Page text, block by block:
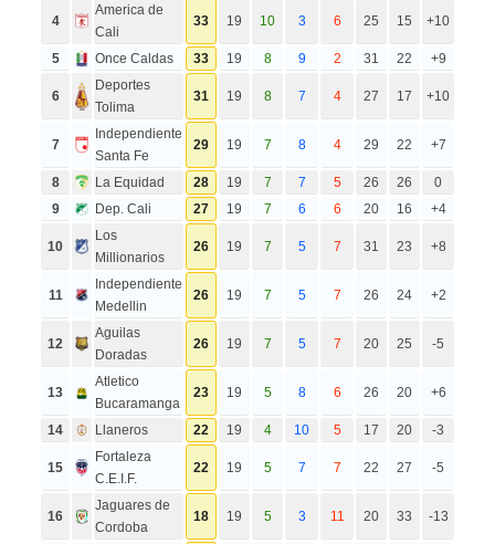
4
America de
Cali
33 19 10 3 6 25 15 +10
5 Once Caldas 33 19 8 9 2 31 22 +9
6
Deportes
Tolima
31 19 8 7 4 27 17 +10
7
Independiente
Santa Fe
29 19 7 8 4 29 22 +7
8 La Equidad 28 19 7 7 5 26 26
0
9
Dep. Cali 27 19 7 6 6 20 16 +4
10
Los
Millionarios
26 19 7 5 7 31 23 +8
11
Independiente
Medellin
26 19 7 5 7 26 24 +2
12
Aguilas
Doradas
26 19 7 5 7 20 25 -5
13
Atletico
Bucaramanga
23 19 5 8 6 26 20 +6
14 Llaneros 22 19 4 10 5 17 20 -3
15
Fortaleza
C.E.I.F.
22 19 5 7 7 22 27 -5
16
Jaguares de
Cordoba
18 19 5 3 11 20 33 -13